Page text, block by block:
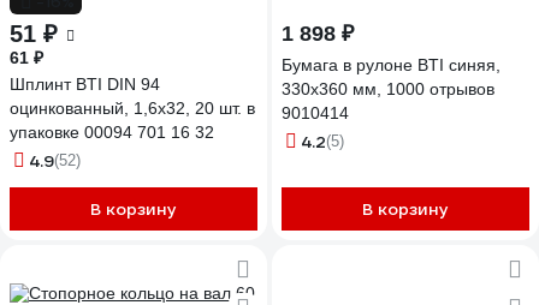
51 ₽
61 ₽
Шплинт BTI DIN 94
оцинкованный, 1,6x32, 20 шт. в
упаковке 00094 701 16 32
4.9(52)
В корзину
1 898 ₽
Бумага в рулоне BTI синяя,
330x360 мм, 1000 отрывов
9010414
4.2(5)
В корзину